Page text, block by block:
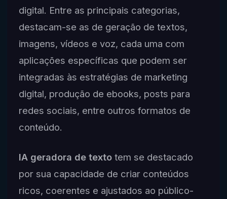
digital. Entre as principais categorias,
destacam-se as de geração de textos,
imagens, vídeos e voz, cada uma com
aplicações específicas que podem ser
integradas às estratégias de marketing
digital, produção de ebooks, posts para
redes sociais, entre outros formatos de
conteúdo.
IA geradora de textotem se destacado
por sua capacidade de criar conteúdos
ricos, coerentes e ajustados ao público-